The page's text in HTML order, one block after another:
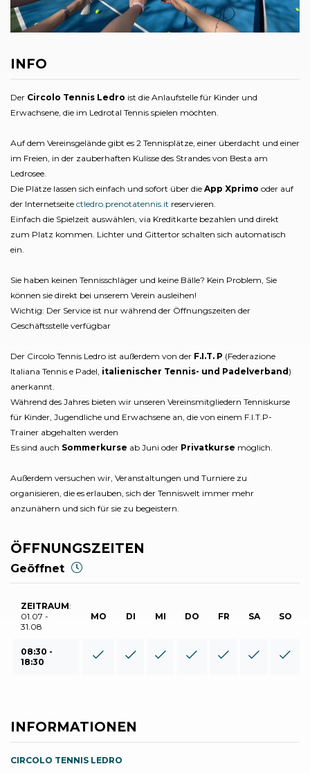
INFO
Der Circolo Tennis Ledro ist die Anlaufstelle für Kinder und
Erwachsene, die im Ledrotal Tennis spielen möchten.
Auf dem Vereinsgelände gibt es 2 Tennisplätze, einer überdacht und einer
im Freien, in der zauberhaften Kulisse des Strandes von Besta am
Ledrosee.
Die Plätze lassen sich einfach und sofort über die App Xprimo oder auf
der Internetseite ctledro.prenotatennis.it reservieren.
Einfach die Spielzeit auswählen, via Kreditkarte bezahlen und direkt
zum Platz kommen. Lichter und Gittertor schalten sich automatisch
ein.
Sie haben keinen Tennisschläger und keine Bälle? Kein Problem, Sie
können sie direkt bei unserem Verein ausleihen!
Wichtig: Der Service ist nur während der Öffnungszeiten der
Geschäftsstelle verfügbar
Der Circolo Tennis Ledro ist außerdem von der F.I.T. P (Federazione
Italiana Tennis e Padel, italienischer Tennis- und Padelverband )
anerkannt.
Während des Jahres bieten wir unseren Vereinsmitgliedern Tenniskurse
für Kinder, Jugendliche und Erwachsene an, die von einem F.I.T.P-
Trainer abgehalten werden
Es sind auch Sommerkurse ab Juni oder Privatkurse möglich.
Außerdem versuchen wir, Veranstaltungen und Turniere zu
organisieren, die es erlauben, sich der Tenniswelt immer mehr
anzunähern und sich für sie zu begeistern.
ÖFFNUNGSZEITEN
Geöffnet
ZEITRAUM:
01.07 -
31.08
MO DI MI DO FR SA SO
08:30 -
18:30
INFORMATIONEN
CIRCOLO TENNIS LEDRO